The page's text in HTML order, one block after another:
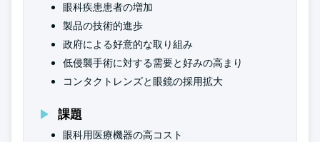
眼科疾患患者の増加
製品の技術的進歩
政府による好意的な取り組み
低侵襲手術に対する需要と好みの高まり
コンタクトレンズと眼鏡の採用拡大
課題
眼科用医療機器の高コスト